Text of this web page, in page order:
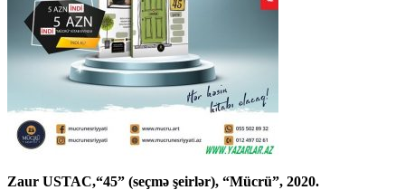
Zaur USTAC,“45” (seçmə şeirlər), “Mücrü”, 2020.